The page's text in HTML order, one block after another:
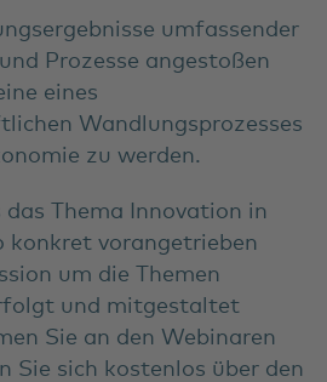
umfassender
Prozesse angestoßen
eines
Wandlungsprozesses
zu werden.
Thema Innovation in
konkret vorangetrieben
um die Themen
und mitgestaltet
Sie an den Webinaren
Sie sich kostenlos über den